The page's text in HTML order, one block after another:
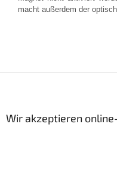
macht außerdem der
Wir akzeptieren